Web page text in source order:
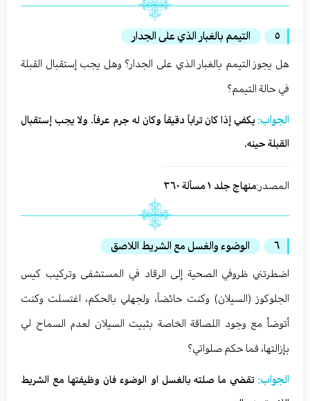
٥
التيمم بالغبار الذي على الجدار
هل يجوز التيمم بالغبار الذي على الجدار؟ وهل يجب إستقبال القبلة
في حالة التيمم؟
الجواب: يكفي إذا كان تراباً دقيقاً وكان له جرم عرفاً. ولا يجب إستقبال
القبلة حينه.
المصدر:منهاج جلد ١ مسألة ٣٦٠
٦
الوضوء والغسل مع الشريط اللاصق
اضطرتني ظروفي الصحية إلى الرقاد في المستشفى وتركيب كيس
الجلوكوز (السيلان) وكنت حائضاً، ولجهلي بالحكم، اغتسلت وكنت
أتوضأ مع وجود اللصاقة الخاصة بثبيت السيلان لعدم السماح لي
بإزالتها، فما حكم صلواتي؟
الجواب:تقضي ما صلته بالغسل او الوضوء فان وظيفتها مع الشريط